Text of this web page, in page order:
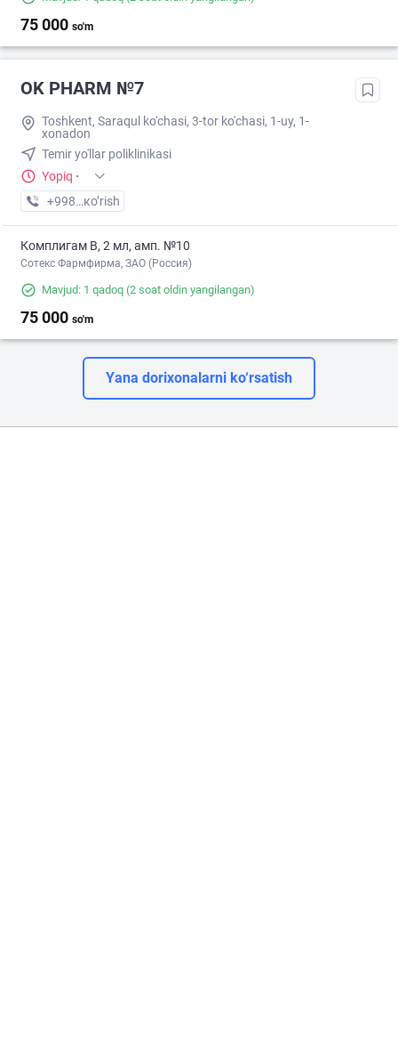
75 000 so'm
OK PHARM №7
Toshkent, Saraqul ko'chasi, 3-tor ko'chasi, 1-uy, 1-
xonadon
Temir yo'llar poliklinikasi
Yopiq ·
+998 (90) XXX-XX-XX
кo’rish
Комплигам В, 2 мл, амп. №10
Сотекс Фармфирма, ЗАО (Россия)
Mavjud: 1 qadoq (2 soat oldin yangilangan)
75 000 so'm
Yana dorixonalarni ko‘rsatish